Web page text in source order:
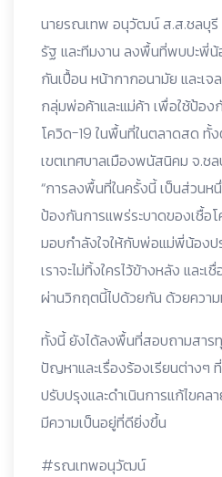
นายรณเทพ อนุวัฒน์ ส.ส.ชลบุรี
รัฐ และทีมงาน ลงพื้นที่พบปะพี่
กันเปื้อน หน้ากากอนามัย และเ
กลุ่มพ่อค้าและแม่ค้า เพื่อใช้ป้อง
โควิด-19 ในพื้นที่ในตลาดสด ทั้ง
เขตเทศบาลเมืองพนัสนิคม จ.ช
“การลงพื้นที่ในครั้งนี้ เป็นส่วนห
ป้องกันการแพร่ระบาดของเชื้อ
มอบกำลังใจให้กับพ่อแม่พี่น้องป
เราจะไม่ทิ้งใครไว้ข้างหลัง และเ
ผ่านวิกฤตนี้ไปด้วยกัน ด้วยควา
ทั้งนี้ ยังได้ลงพื้นที่สอบถามสา
ปัญหาและเรื่องร้องเรียนต่างๆ
ปรับปรุงและดำเนินการแก้ไขคล
มีความเป็นอยู่ที่ดียิ่งขึ้น
#รณเทพอนุวัฒน์